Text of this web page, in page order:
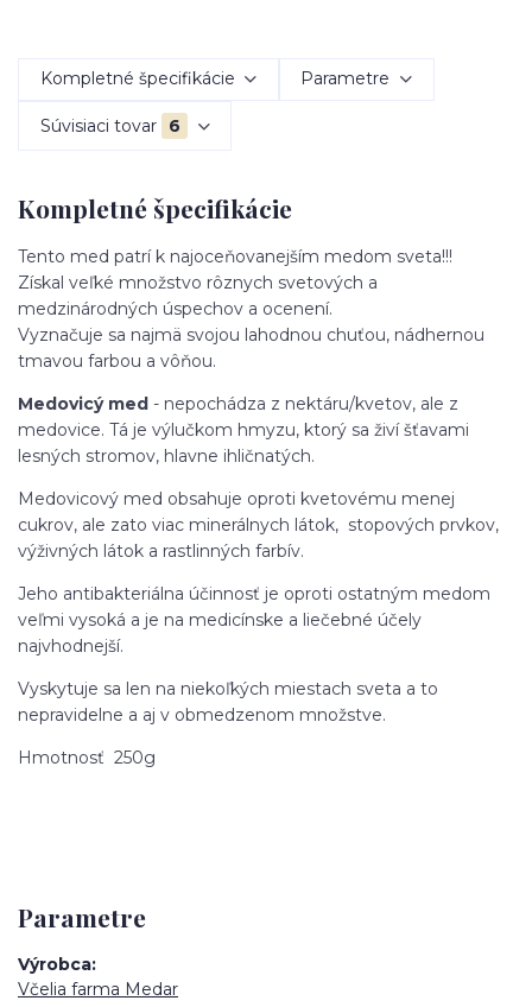
Kompletné špecifikácie Parametre
Súvisiaci tovar 6
Kompletné špecifikácie
Tento med patrí k najoceňovanejším medom sveta!!!
Získal veľké množstvo rôznych svetových a
medzinárodných úspechov a ocenení.
Vyznačuje sa najmä svojou lahodnou chuťou, nádhernou
tmavou farbou a vôňou.
Medovicý med - nepochádza z nektáru/kvetov, ale z
medovice. Tá je výlučkom hmyzu, ktorý sa živí šťavami
lesných stromov, hlavne ihličnatých.
Medovicový med obsahuje oproti kvetovému menej
cukrov, ale zato viac minerálnych látok, stopových prvkov,
výživných látok a rastlinných farbív.
Jeho antibakteriálna účinnosť je oproti ostatným medom
veľmi vysoká a je na medicínske a liečebné účely
najvhodnejší.
Vyskytuje sa len na niekoľkých miestach sveta a to
nepravidelne a aj v obmedzenom množstve.
Hmotnosť 250g
Parametre
Výrobca
Včelia farma Medar